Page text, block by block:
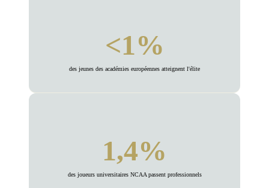
<1%
des jeunes des académies européennes atteignent l'élite
1,4%
des joueurs universitaires NCAA passent professionnels